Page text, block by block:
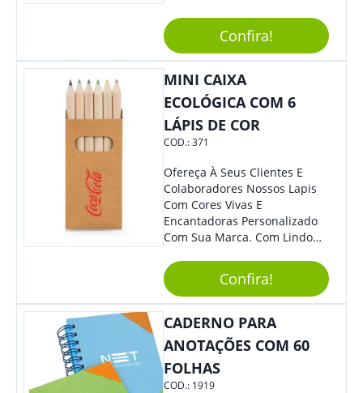
Confira!
MINI CAIXA
ECOLÓGICA COM 6
LÁPIS DE COR
COD.:371
Ofereça À Seus Clientes E
Colaboradores Nossos Lapis
Com Cores Vivas E
Encantadoras Personalizado
Com Sua Marca. Com Lindo
Para Diversas Ocasiões.
Perfeito, Não É?!
Confira!
CADERNO PARA
ANOTAÇÕES COM 60
FOLHAS
COD.: 1919